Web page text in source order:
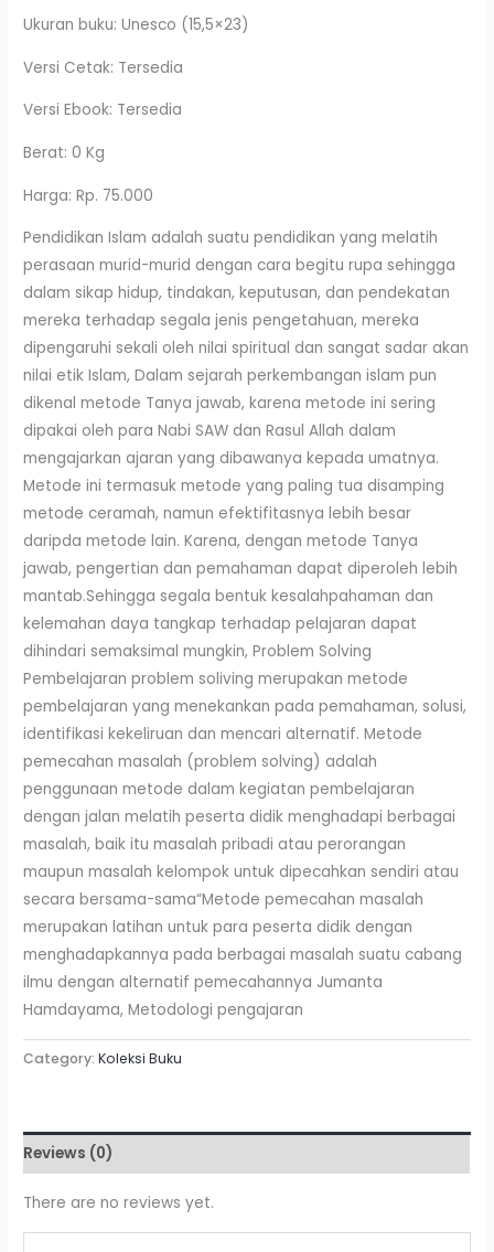
Ukuran buku: Unesco (15,5×23)
Versi Cetak: Tersedia
Versi Ebook: Tersedia
Berat: 0 Kg
Harga: Rp. 75.000
Pendidikan Islam adalah suatu pendidikan yang melatih
perasaan murid-murid dengan cara begitu rupa sehingga
dalam sikap hidup, tindakan, keputusan, dan pendekatan
mereka terhadap segala jenis pengetahuan, mereka
dipengaruhi sekali oleh nilai spiritual dan sangat sadar akan
nilai etik Islam, Dalam sejarah perkembangan islam pun
dikenal metode Tanya jawab, karena metode ini sering
dipakai oleh para Nabi SAW dan Rasul Allah dalam
mengajarkan ajaran yang dibawanya kepada umatnya.
Metode ini termasuk metode yang paling tua disamping
metode ceramah, namun efektifitasnya lebih besar
daripda metode lain. Karena, dengan metode Tanya
jawab, pengertian dan pemahaman dapat diperoleh lebih
mantab.Sehingga segala bentuk kesalahpahaman dan
kelemahan daya tangkap terhadap pelajaran dapat
dihindari semaksimal mungkin, Problem Solving
Pembelajaran problem soliving merupakan metode
pembelajaran yang menekankan pada pemahaman, solusi,
identifikasi kekeliruan dan mencari alternatif. Metode
pemecahan masalah (problem solving) adalah
penggunaan metode dalam kegiatan pembelajaran
dengan jalan melatih peserta didik menghadapi berbagai
masalah, baik itu masalah pribadi atau perorangan
maupun masalah kelompok untuk dipecahkan sendiri atau
secara bersama-sama“Metode pemecahan masalah
merupakan latihan untuk para peserta didik dengan
menghadapkannya pada berbagai masalah suatu cabang
ilmu dengan alternatif pemecahannya Jumanta
Hamdayama, Metodologi pengajaran
Category:Koleksi Buku
Reviews (0)
There are no reviews yet.